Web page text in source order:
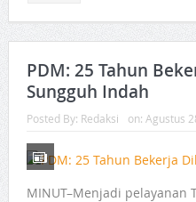
PDM: 25 Tahun
Sungguh Indah
Posted By: Redaksi on: Agustus
MINUT–Menjadi pelayanan